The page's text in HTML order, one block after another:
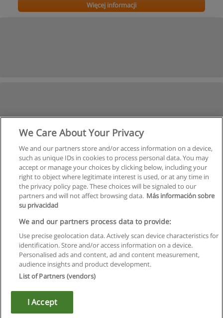
Więcej informacji
Regulamin
Polityka ochrony danych osobowych
Copyright © Educaedu Business S.L. - CIF : B-95610580: -
We Care About Your Privacy
We and our partners store and/or access information on a device,
such as unique IDs in cookies to process personal data. You may
accept or manage your choices by clicking below, including your
right to object where legitimate interest is used, or at any time in
the privacy policy page. These choices will be signaled to our
partners and will not affect browsing data. Más información sobre
su privacidad
We and our partners process data to provide:
Use precise geolocation data. Actively scan device characteristics for
identification. Store and/or access information on a device.
Personalised ads and content, ad and content measurement,
audience insights and product development.
List of Partners (vendors)
I Accept